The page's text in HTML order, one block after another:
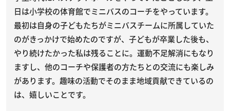
日は小学校の体育館でミニバスのコーチをやっています。
最初は自身の子どもたちがミニバスチームに所属していた
のがきっかけで始めたのですが、子どもが卒業した後も、
やり続けたかった私は残ることに。運動不足解消にもなり
ますし、他のコーチや保護者の方たちとの交流にも楽しみ
があります。趣味の活動でそのまま地域貢献できているの
は、嬉しいことです。